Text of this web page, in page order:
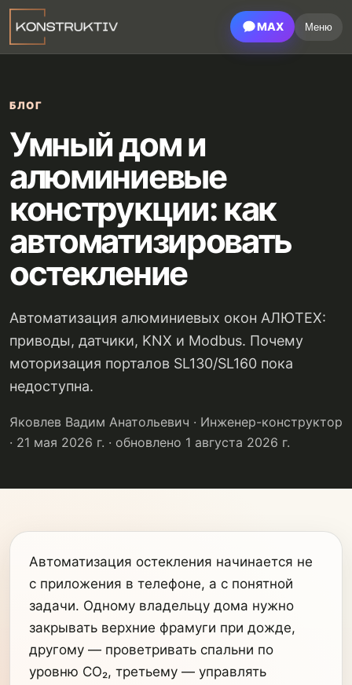
MAX Меню
БЛОГ
Умный дом и
алюминиевые
конструкции: как
автоматизировать
остекление
Автоматизация алюминиевых окон АЛЮТЕХ:
приводы, датчики, KNX и Modbus. Почему
моторизация порталов SL130/SL160 пока
недоступна.
Яковлев Вадим Анатольевич · Инженер-конструктор
· 21 мая 2026 г. · обновлено 1 августа 2026 г.
Автоматизация остекления начинается не
с приложения в телефоне, а с понятной
задачи. Одному владельцу дома нужно
закрывать верхние фрамуги при дожде,
другому — проветривать спальни по
уровню CO₂, третьему — управлять